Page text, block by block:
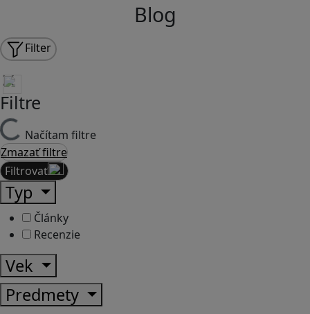
Blog
Filter
Filtre
Načítam filtre
Zmazať filtre
Filtrovať
Typ
Články
Recenzie
Vek
Predmety